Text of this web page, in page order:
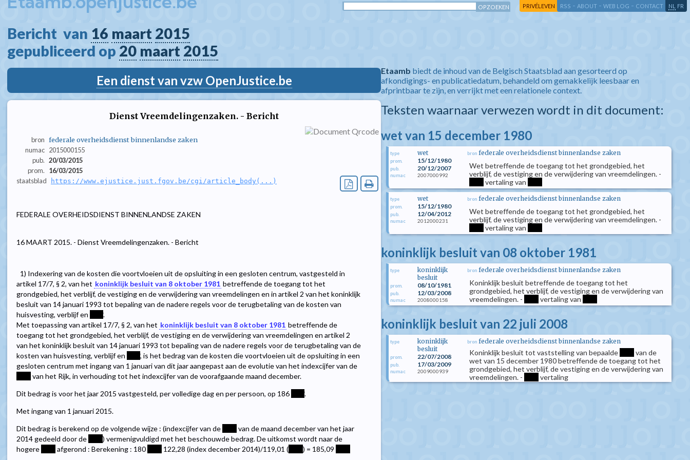
PRIVÉLEVEN RSS - ABOUT - WEB LOG - CONTACT NL FR
Bericht  van 16 maart 2015
gepubliceerd op 20 maart 2015
Een dienst van vzw OpenJustice.be
Dienst Vreemdelingenzaken. - Bericht
bron federale overheidsdienst binnenlandse zaken
numac 2015000155
pub. 20/03/2015
prom.
16/03/2015
staatsblad
https://www.ejustice.just.fgov.be/cgi/article_body(...)
FEDERALE OVERHEIDSDIENST BINNENLANDSE ZAKEN
16 MAART 2015. - Dienst Vreemdelingenzaken. - Bericht
1) Indexering van de kosten die voortvloeien uit de opsluiting in een gesloten centrum, vastgesteld in
artikel 17/7, § 2, van het koninklijk besluit van 8 oktober 1981 betreffende de toegang tot het
grondgebied, het verblijf, de vestiging en de verwijdering van vreemdelingen en in artikel 2 van het koninklijk
besluit van 14 januari 1993 tot bepaling van de nadere regels voor de terugbetaling van de kosten van
huisvesting, verblijf en
.
Met toepassing van artikel 17/7, § 2, van het koninklijk besluit van 8 oktober 1981 betreffende de
toegang tot het grondgebied, het verblijf, de vestiging en de verwijdering van vreemdelingen en artikel 2
van het koninklijk besluit van 14 januari 1993 tot bepaling van de nadere regels voor de terugbetaling van de
kosten van huisvesting, verblijf en
, is het bedrag van de kosten die voortvloeien uit de opsluiting in een
gesloten centrum met ingang van 1 januari van dit jaar aangepast aan de evolutie van het indexcijfer van de
van het Rijk, in verhouding tot het indexcijfer van de voorafgaande maand december.
Dit bedrag is voor het jaar 2015 vastgesteld, per volledige dag en per persoon, op 186
.
Met ingang van 1 januari 2015.
Dit bedrag is berekend op de volgende wijze : (indexcijfer van de
van de maand december van het jaar
2014 gedeeld door de
) vermenigvuldigd met het beschouwde bedrag. De uitkomst wordt naar de
hogere
afgerond : Berekening : 180 122,28 (index december 2014)/119,01 ( ) = 185,09
Etaamb biedt de inhoud van de Belgisch Staatsblad aan gesorteerd op
afkondigings- en publicatiedatum, behandeld om gemakkelijk leesbaar en
afprintbaar te zijn, en verrijkt met een relationele context.
Teksten waarnaar verwezen wordt in dit document:
wet van 15 december 1980
type wet
prom. 15/12/1980
pub. 20/12/2007
numac 2007000992
bron federale overheidsdienst binnenlandse zaken
Wet betreffende de toegang tot het grondgebied, het
verblijf, de vestiging en de verwijdering van vreemdelingen. -
vertaling van
type wet
prom. 15/12/1980
pub. 12/04/2012
numac 2012000231
bron federale overheidsdienst binnenlandse zaken
Wet betreffende de toegang tot het grondgebied, het
verblijf, de vestiging en de verwijdering van vreemdelingen. -
vertaling van
koninklijk besluit van 08 oktober 1981
type
koninklijk
besluit
prom. 08/10/1981
pub. 12/03/2008
numac 2008000158
bron federale overheidsdienst binnenlandse zaken
Koninklijk besluit betreffende de toegang tot het
grondgebied, het verblijf, de vestiging en de verwijdering van
vreemdelingen. -
vertaling van
koninklijk besluit van 22 juli 2008
type
koninklijk
besluit
prom. 22/07/2008
pub. 17/03/2009
numac 2009000939
bron federale overheidsdienst binnenlandse zaken
Koninklijk besluit tot vaststelling van bepaalde
van de
wet van 15 december 1980 betreffende de toegang tot het
grondgebied, het verblijf, de vestiging en de verwijdering van
vreemdelingen. -
vertaling